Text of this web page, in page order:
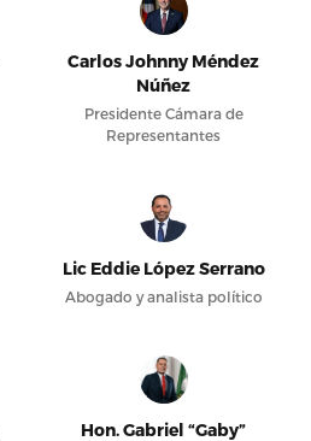
Carlos Johnny Méndez
Núñez
Presidente Cámara de
Representantes
Lic Eddie López Serrano
Abogado y analista político
Hon. Gabriel “Gaby”